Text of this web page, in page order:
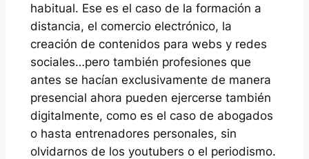
habitual. Ese es el caso de la formación a
distancia, el comercio electrónico, la
creación de contenidos para webs y redes
sociales…pero también profesiones que
antes se hacían exclusivamente de manera
presencial ahora pueden ejercerse también
digitalmente, como es el caso de abogados
o hasta entrenadores personales, sin
olvidarnos de los youtubers o el periodismo.